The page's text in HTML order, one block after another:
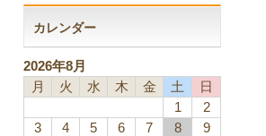
カレンダー
2026年8月
月
火 水 木 金 土 日
1
2
3
4 5 6 7 8
9